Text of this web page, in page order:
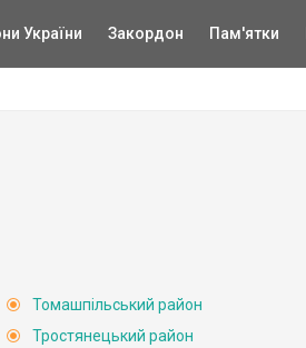
України Закордон Пам'ятки
Томашпільський район
Тростянецький район